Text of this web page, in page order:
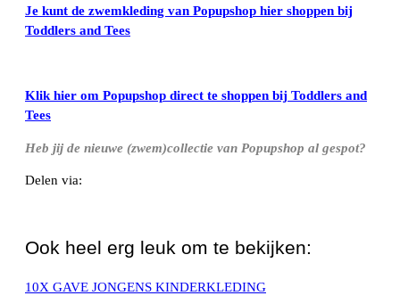
Je kunt de zwemkleding van Popupshop hier shoppen bij
Toddlers and Tees
Klik hier om Popupshop direct te shoppen bij Toddlers and
Tees
Heb jij de nieuwe (zwem)collectie van Popupshop al gespot?
Delen via:
Ook heel erg leuk om te bekijken:
10X GAVE JONGENS KINDERKLEDING